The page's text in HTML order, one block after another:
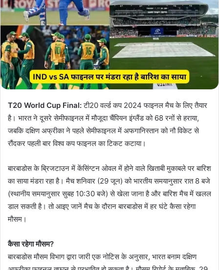
T20 World Cup Final:टी20 वर्ल्ड कप 2024 फाइनल मैच के लिए तैयार
है। भारत ने दूसरे सेमीफाइनल में मौजूदा चैंपियन इंग्लैंड को 68 रनों से हराया,
जबकि दक्षिण अफ्रीका ने पहले सेमीफाइनल में अफगानिस्तान को नौ विकेट से
रौंदकर पहली बार विश्व कप फाइनल का टिकट कटाया।
बारबाडोस के ब्रिजटाउन में केंसिंग्टन ओवल में होने वाले खिताबी मुकाबले पर बारिश
का साया मंडरा रहा है। मैच शनिवार (29 जून) को भारतीय समयानुसार रात 8 बजे
(स्थानीय समयानुसार सुबह 10:30 बजे) से खेला जाना है और बारिश मैच में खलल
डाल सकती है। तो आइए जानें मैच के दौरान बारबाडोस में हर घंटे कैसा रहेगा
मौसम।
कैसा रहेगा मौसम?
बारबाडोस मौसम विभाग द्वारा जारी एक नोटिस के अनुसार, भारत बनाम दक्षिण